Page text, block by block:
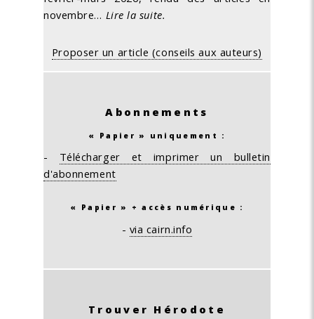
novembre… Lire la suite.
Proposer un article (conseils aux auteurs)
Abonnements
« Papier » uniquement :
- Télécharger et imprimer un bulletin
d'abonnement
« Papier » + accès numérique :
- via cairn.info
Trouver Hérodote